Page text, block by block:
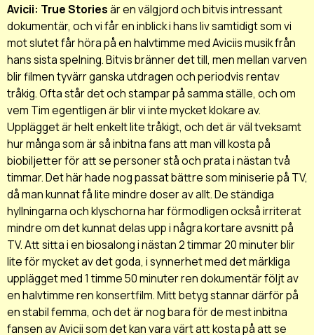
Avicii: True Storiesär en välgjord och bitvis intressant
dokumentär, och vi får en inblick i hans liv samtidigt som vi
mot slutet får höra på en halvtimme med Aviciis musik från
hans sista spelning. Bitvis bränner det till, men mellan varven
blir filmen tyvärr ganska utdragen och periodvis rentav
tråkig. Ofta står det och stampar på samma ställe, och om
vem Tim egentligen är blir vi inte mycket klokare av.
Upplägget är helt enkelt lite tråkigt, och det är väl tveksamt
hur många som är så inbitna fans att man vill kosta på
biobiljetter för att se personer stå och prata i nästan två
timmar. Det här hade nog passat bättre som miniserie på TV,
då man kunnat få lite mindre doser av allt. De ständiga
hyllningarna och klyschorna har förmodligen också irriterat
mindre om det kunnat delas upp i några kortare avsnitt på
TV. Att sitta i en biosalong i nästan 2 timmar 20 minuter blir
lite för mycket av det goda, i synnerhet med det märkliga
upplägget med 1 timme 50 minuter ren dokumentär följt av
en halvtimme ren konsertfilm. Mitt betyg stannar därför på
en stabil femma, och det är nog bara för de mest inbitna
fansen av Avicii som det kan vara värt att kosta på att se